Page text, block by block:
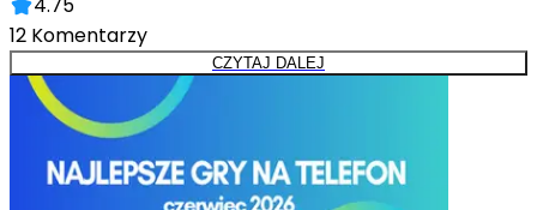
12 Komentarzy
CZYTAJ DALEJ